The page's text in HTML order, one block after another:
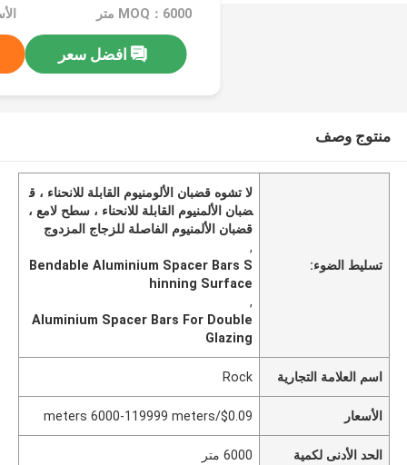
MOQ：6000 متر
افضل سعر
منتوج وصف
تسليط الضوء:
لا تشوه قضبان الألومنيوم القابلة للانحناء ، ق
ضبان الألمنيوم القابلة للانحناء ، سطح لامع ،
قضبان الألمنيوم الفاصلة للزجاج المزدوج
,
Bendable Aluminium Spacer Bars S
hinning Surface
,
Aluminium Spacer Bars For Double
Glazing
اسم العلامة التجارية Rock
الأسعار $0.09/meters 6000-119999 meters
الحد الأدنى لكمية 6000 متر